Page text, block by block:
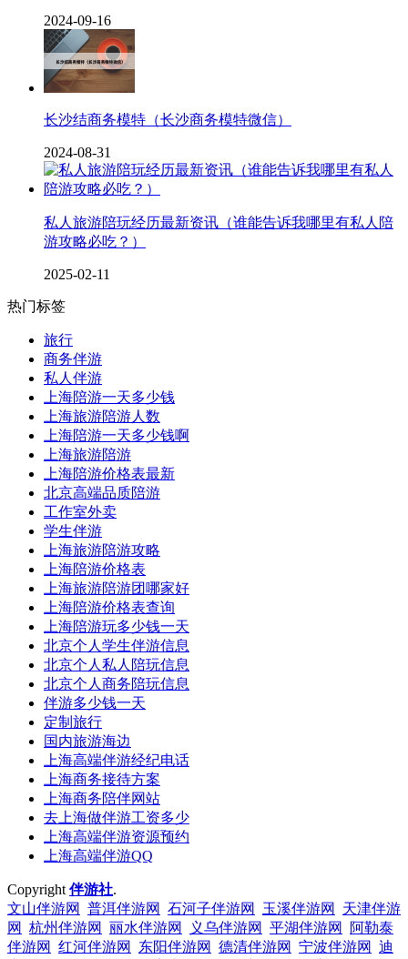
2024-09-16
长沙结商务模特（长沙商务模特微信）
2024-08-31
私人旅游陪玩经历最新资讯（谁能告诉我哪里有私人陪
游攻略必吃？）
2025-02-11
热门标签
旅行
商务伴游
私人伴游
上海陪游一天多少钱
上海旅游陪游人数
上海陪游一天多少钱啊
上海旅游陪游
上海陪游价格表最新
北京高端品质陪游
工作室外卖
学生伴游
上海旅游陪游攻略
上海陪游价格表
上海旅游陪游团哪家好
上海陪游价格表查询
上海陪游玩多少钱一天
北京个人学生伴游信息
北京个人私人陪玩信息
北京个人商务陪玩信息
伴游多少钱一天
定制旅行
国内旅游海边
上海高端伴游经纪电话
上海商务接待方案
上海商务陪伴网站
去上海做伴游工资多少
上海高端伴游资源预约
上海高端伴游QQ
Copyright 伴游社.
文山伴游网
普洱伴游网 石河子伴游网 玉溪伴游网
天津伴游
网
杭州伴游网 丽水伴游网 义乌伴游网 平湖伴游网
阿勒泰
伴游网
红河伴游网 东阳伴游网 德清伴游网 宁波伴游网
迪